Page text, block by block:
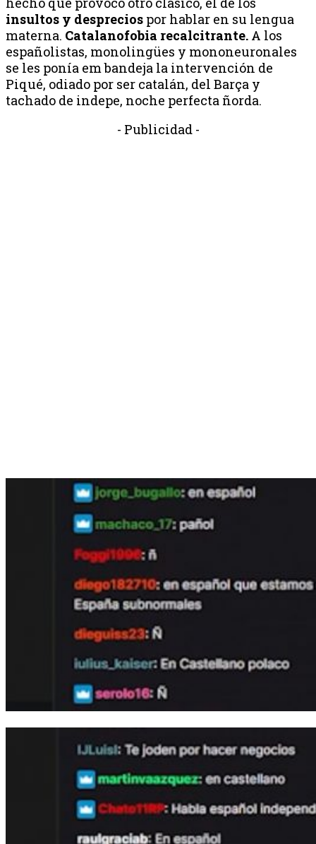
insultos y desprecios por hablar en su lengua
materna. Catalanofobia recalcitrante. A los
españolistas, monolingües y mononeuronales
se les ponía em bandeja la intervención de
Piqué, odiado por ser catalán, del Barça y
tachado de indepe, noche perfecta ñorda.
- Publicidad -